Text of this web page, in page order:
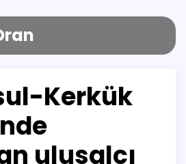
Kerkük
ulusalcı